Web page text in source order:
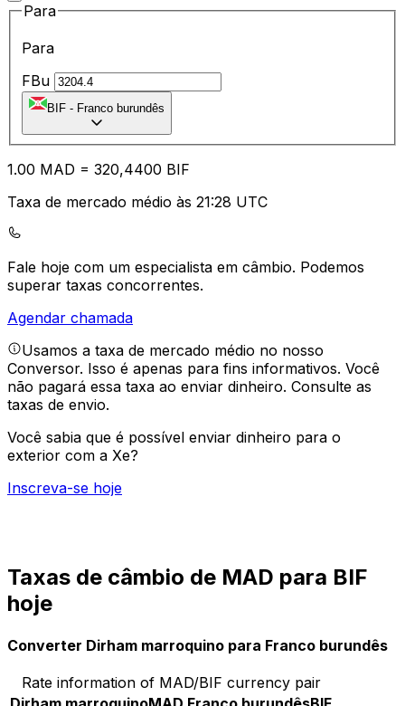
Para
Para
FBu
BIF - Franco burundês
1.00 MAD = 320,4400 BIF
Taxa de mercado médio às 21:28 UTC
Fale hoje com um especialista em câmbio. Podemos
superar taxas concorrentes.
Agendar chamada
Usamos a taxa de mercado médio no nosso
Conversor. Isso é apenas para fins informativos. Você
não pagará essa taxa ao enviar dinheiro. Consulte as
taxas de envio.
Você sabia que é possível enviar dinheiro para o
exterior com a Xe?
Inscreva-se hoje
Taxas de câmbio de MAD para BIF
hoje
Converter Dirham marroquino para Franco burundês
Rate information of MAD/BIF currency pair